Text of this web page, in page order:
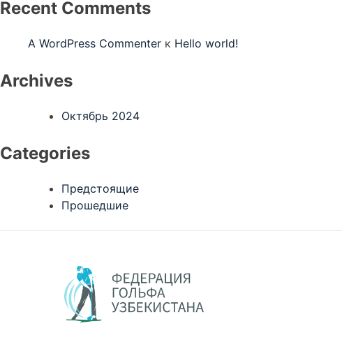
Recent Comments
A WordPress Commenter к Hello world!
Archives
Октябрь 2024
Categories
Предстоящие
Прошедшие